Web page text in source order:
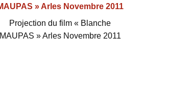
Projection du film « Blanche
MAUPAS » Arles Novembre 2011